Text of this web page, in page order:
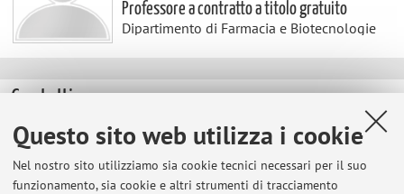
Questo sito web utilizza i cookie
Nel nostro sito utilizziamo sia cookie tecnici necessari per il suo
funzionamento, sia cookie e altri strumenti di tracciamento
Professore a contratto a titolo gratuito
Dipartimento di Farmacia e Biotecnologie
Contatti
E-mail:
fabio.pieraccini2@unibo.it
Tel:
+39 0543 731102